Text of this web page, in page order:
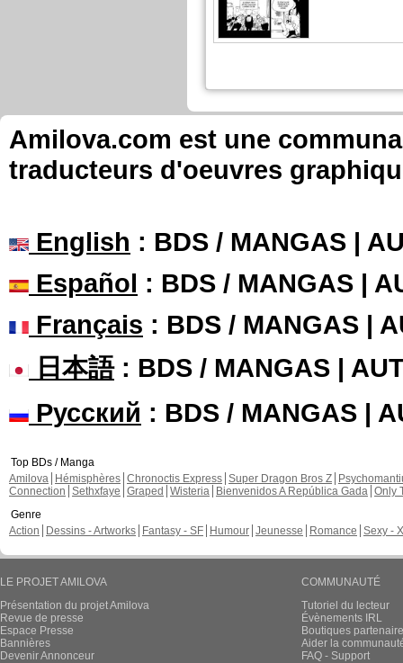
Amilova.com est une
traducteurs d'oeuvres
English : BDS / MANGAS |
Español : BDS / MANGAS |
Français : BDS / MANGAS |
日本語: BDS / MANGAS |
Русский : BDS / MANGAS |
Top BDs / Manga
Amilova
Hémisphères Chronoctis Express Super Dragon Bros Z
Connection Sethxfaye Graped Wisteria Bienvenidos A República Gada Only
Genre
Action
Dessins - Artworks Fantasy - SF Humour Jeunesse Romance Sexy -
LE PROJET AMILOVA
Présentation du projet Amilova
Revue de presse
Espace Presse
Bannières
Devenir Annonceur
COMMUNAUTÉ
Tutoriel du lecteur
Évènements IRL
Boutiques
Aider la
FAQ - Support